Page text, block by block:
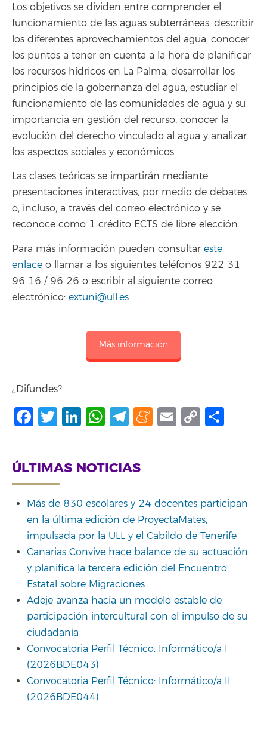
Los objetivos se dividen entre comprender el
funcionamiento de las aguas subterráneas, describir
los diferentes aprovechamientos del agua, conocer
los puntos a tener en cuenta a la hora de planificar
los recursos hídricos en La Palma, desarrollar los
principios de la gobernanza del agua, estudiar el
funcionamiento de las comunidades de agua y su
importancia en gestión del recurso, conocer la
evolución del derecho vinculado al agua y analizar
los aspectos sociales y económicos.
Las clases teóricas se impartirán mediante
presentaciones interactivas, por medio de debates
o, incluso, a través del correo electrónico y se
reconoce como 1 crédito ECTS de libre elección.
Para más información pueden consultar este
enlace o llamar a los siguientes teléfonos 922 31
96 16 / 96 26 o escribir al siguiente correo
electrónico: extuni@ull.es
Más información
¿Difundes?
Facebook
Twitter
LinkedIn
WhatsApp
Telegram
Meneame
Email
Copy
ÚLTIMAS NOTICIAS
Más de 830 escolares y 24 docentes participan
en la última edición de ProyectaMates,
impulsada por la ULL y el Cabildo de Tenerife
Canarias Convive hace balance de su actuación
y planifica la tercera edición del Encuentro
Estatal sobre Migraciones
Adeje avanza hacia un modelo estable de
participación intercultural con el impulso de su
ciudadanía
Convocatoria Perfil Técnico: Informático/a I
(2026BDE043)
Convocatoria Perfil Técnico: Informático/a II
(2026BDE044)